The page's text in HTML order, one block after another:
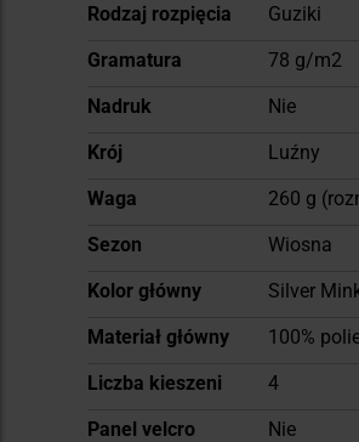
Rodzaj rozpięcia
Guziki
Gramatura
78 g/m2
Nadruk
Nie
Krój
Luźny
Waga
260 g
Sezon
Wiosna
Kolor główny
Silver
Materiał główny
100%
Liczba kieszeni
4
Panel velcro
Nie